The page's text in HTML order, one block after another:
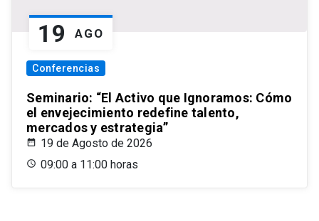
19 AGO
Conferencias
Seminario: “El Activo que Ignoramos: Cómo
el envejecimiento redefine talento,
mercados y estrategia”
19 de Agosto de 2026
09:00 a 11:00 horas